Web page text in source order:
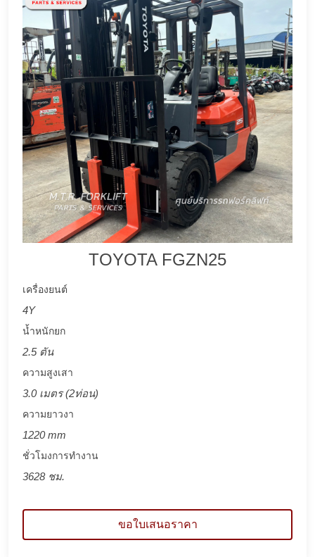
TOYOTA FGZN25
เครื่องยนต์
4Y
น้ำหนักยก
2.5 ตัน
ความสูงเสา
3.0 เมตร (2ท่อน)
ความยาวงา
1220 mm
ชั่วโมงการทำงาน
3628 ชม.
ขอใบเสนอราคา